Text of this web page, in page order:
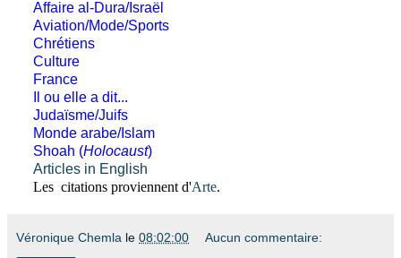
Affaire al-Dura/Israël
Aviation/Mode/Sports
Chrétiens
Culture
France
Il ou elle a dit...
Judaïsme/Juifs
Monde arabe/Islam
Shoah (Holocaust)
Articles in English
Les citations proviennent d'Arte.
Véronique Chemla le 08:02:00 Aucun commentaire: